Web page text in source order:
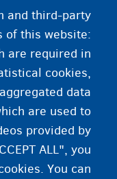
به سر کار و
اطلاعات بیشتر
اطلاعات
and third-party
of this website:
are required in
cookies,
data
are used to
provided by
ALL", you
You can